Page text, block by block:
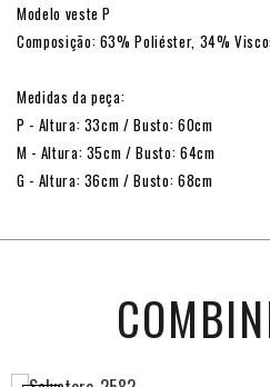
Modelo veste P
Composição: 63% Poliéster, 34%
Medidas da peça:
P - Altura: 33cm / Busto: 60cm
M - Altura: 35cm / Busto: 64cm
G - Altura: 36cm / Busto: 68cm